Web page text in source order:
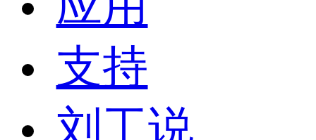
刘工说
联系我们
别太相信NB-IoT、